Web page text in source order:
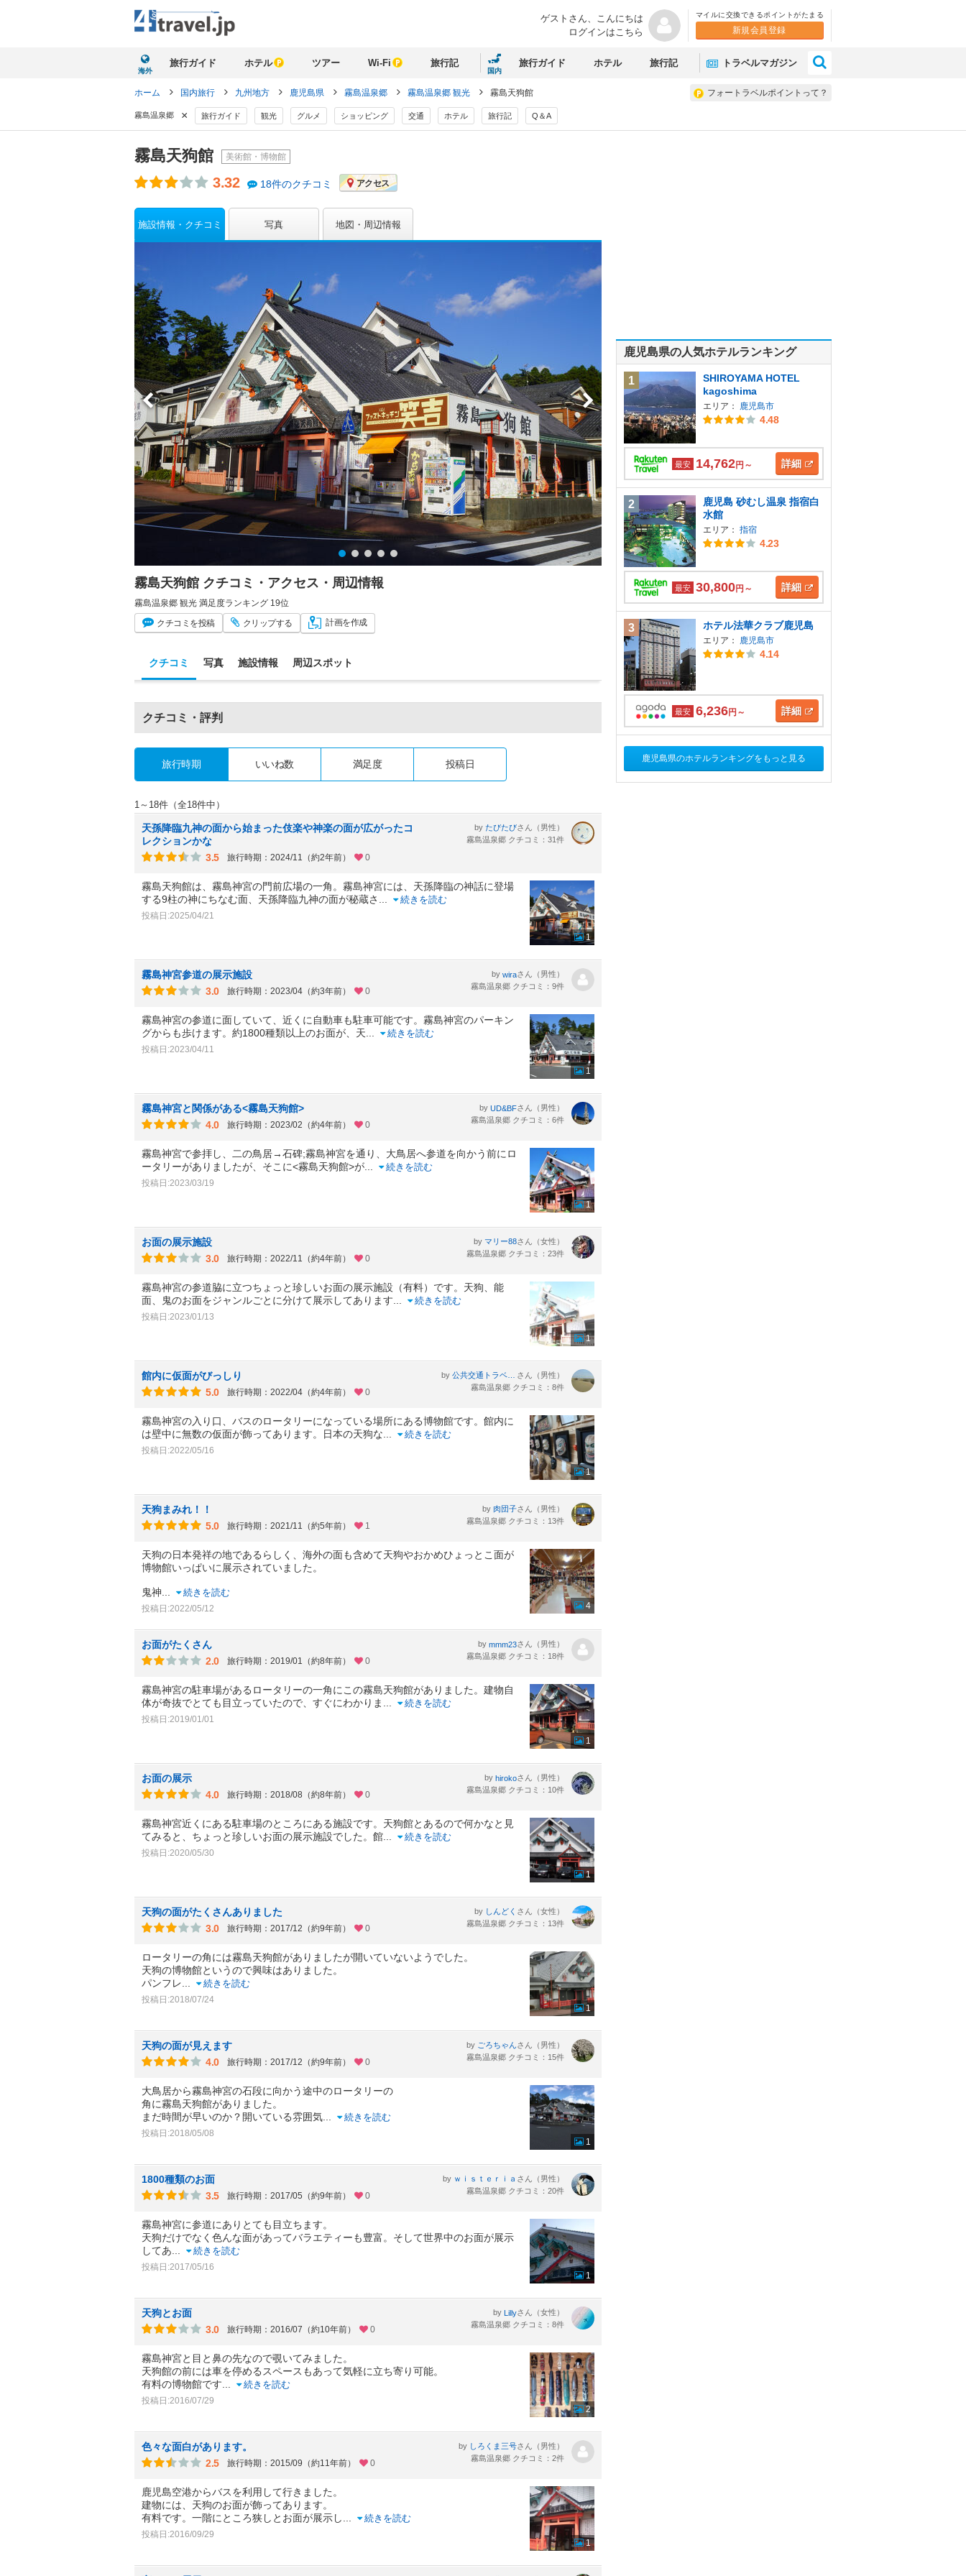
ゲストさん、 こんにちは
ログインはこちら
マイルに交換できるポイントがたまる
新規会員登録
海外
旅行ガイド ホテル ツアー Wi-Fi 旅行記
国内
旅行ガイド ホテル 旅行記 トラベルマガジン
フォートラベルポイントって？
ホーム 国内旅行 九州地方 鹿児島県 霧島温泉郷 霧島温泉郷 観光 霧島天狗館
霧島温泉郷 × 旅行ガイド 観光 グルメ ショッピング 交通 ホテル 旅行記 Q＆A
霧島天狗館 美術館・博物館
3.32 18件のクチコミ アクセス
施設情報・クチコミ 写真 地図・周辺情報
霧島天狗館 クチコミ・アクセス・周辺情報
霧島温泉郷 観光 満足度ランキング 19位
クチコミ を投稿 クリップする 計画を作成
クチコミ 写真 施設情報 周辺スポット
クチコミ・評判
旅行時期 いいね数 満足度 投稿日
1～18件（全18件中）
天孫降臨九神の面から始まった伎楽や神楽の面が広がったコ
レクションかな
3.5
旅行時期：2024/11（約2年前） 0
by たびたびさん（男性）
霧島温泉郷 クチコミ：31件
霧島天狗館は、霧島神宮の門前広場の一角。霧島神宮には、天孫降臨の神話に登場
する9柱の神にちなむ面、天孫降臨九神の面が秘蔵さ
続きを読む
投稿日:2025/04/21
1
霧島神宮参道の展示施設
3.0
旅行時期：2023/04（約3年前） 0
by wiraさん（男性）
霧島温泉郷 クチコミ：9件
霧島神宮の参道に面していて、近くに自動車も駐車可能です。霧島神宮のパーキン
グからも歩けます。約1800種類以上のお面が、天
続きを読む
投稿日:2023/04/11
1
霧島神宮と関係がある<霧島天狗館>
4.0
旅行時期：2023/02（約4年前） 0
by UD&BFさん（男性）
霧島温泉郷 クチコミ：6件
霧島神宮で参拝し、二の鳥居→石碑;霧島神宮を通り、大鳥居へ参道を向かう前にロ
ータリーがありましたが、そこに<霧島天狗館>が
続きを読む
投稿日:2023/03/19
1
お面の展示施設
3.0
旅行時期：2022/11（約4年前） 0
by マリー88さん（女性）
霧島温泉郷 クチコミ：23件
霧島神宮の参道脇に立つちょっと珍しいお面の展示施設（有料）です。天狗、能
面、鬼のお面をジャンルごとに分けて展示してあります
続きを読む
投稿日:2023/01/13
1
館内に仮面がびっしり
5.0
旅行時期：2022/04（約4年前） 0
by
さん（男性）
霧島温泉郷 クチコミ：8件
霧島神宮の入り口、バスのロータリーになっている場所にある博物館です。館内に
は壁中に無数の仮面が飾ってあります。日本の天狗な
続きを読む
投稿日:2022/05/16
1
天狗まみれ！！
5.0
旅行時期：2021/11（約5年前） 1
by 肉団子さん（男性）
霧島温泉郷 クチコミ：13件
天狗の日本発祥の地であるらしく、海外の面も含めて天狗やおかめひょっとこ面が
博物館いっぱいに展示されていました。
鬼神 続きを読む
投稿日:2022/05/12 4
お面がたくさん
2.0
旅行時期：2019/01（約8年前） 0
by mmm23さん（男性）
霧島温泉郷 クチコミ：18件
霧島神宮の駐車場があるロータリーの一角にこの霧島天狗館がありました。建物自
体が奇抜でとても目立っていたので、すぐにわかりま
続きを読む
投稿日:2019/01/01
1
お面の展示
4.0
旅行時期：2018/08（約8年前） 0
by hirokoさん（男性）
霧島温泉郷 クチコミ：10件
霧島神宮近くにある駐車場のところにある施設です。天狗館とあるので何かなと見
てみると、ちょっと珍しいお面の展示施設でした。館
続きを読む
投稿日:2020/05/30
1
天狗の面がたくさんありました
3.0
旅行時期：2017/12（約9年前） 0
by しんどく さん（女性）
霧島温泉郷 クチコミ：13件
ロータリーの角には霧島天狗館がありましたが開いていないようでした。
天狗の博物館というので興味はありました。
パンフレ
続きを読む
投稿日:2018/07/24
1
天狗の面が見えます
4.0
旅行時期：2017/12（約9年前） 0
by ごろちゃんさん（男性）
霧島温泉郷 クチコミ：15件
大鳥居から霧島神宮の石段に向かう途中のロータリーの
角に霧島天狗館がありました。
まだ時間が早いのか？開いている雰囲気
続きを読む
投稿日:2018/05/08
1
1800種類のお面
3.5
旅行時期：2017/05（約9年前） 0
by ｗｉｓｔｅｒｉａ さん（男性）
霧島温泉郷 クチコミ：20件
霧島神宮に参道にありとても目立ちます。
天狗だけでなく色んな面があってバラエティーも豊富。そして世界中のお面が展示
してあ
続きを読む
投稿日:2017/05/16
1
天狗とお面
3.0
旅行時期：2016/07（約10年前） 0
by Lillyさん（女性）
霧島温泉郷 クチコミ：8件
霧島神宮と目と鼻の先なので覗いてみました。
天狗館の前には車を停めるスペースもあって気軽に立ち寄り可能。
有料の博物館です
続きを読む
投稿日:2016/07/29
2
色々な面白があります。
2.5
旅行時期：2015/09（約11年前） 0
by しろくま三号さん（男性）
霧島温泉郷 クチコミ：2件
鹿児島空港からバスを利用して行きました。
建物には、天狗のお面が飾ってあります。
有料です。一階にところ狭しとお面が展示し
続きを読む
投稿日:2016/09/29
1
鹿児島県の人気ホテルランキング
1
SHIROYAMA HOTEL
kagoshima
エリア： 鹿児島市
4.48
最安 14,762円～ 詳細
2
鹿児島 砂むし温泉 指宿白
水館
エリア： 指宿
4.23
最安 30,800円～ 詳細
3 ホテル法華クラブ鹿児島
エリア： 鹿児島市
4.14
最安 6,236円～ 詳細
鹿児島県のホテルランキングをもっと見る